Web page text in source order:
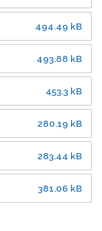
494.49 kB
493.88 kB
453.3 kB
280.19 kB
283.44 kB
381.06 kB